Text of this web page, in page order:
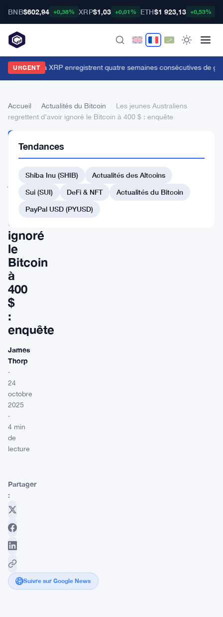
BNB$602,94 +0,38% XRP$1,03 +0,01% ETH$1 923,13 +0,53%
URGENT
ETFs liés à XRP enregistrent quatre semaines consécutives de
Accueil Actualités du Bitcoin
Les jeunes Australiens
regrettent d’avoir ignoré le Bitcoin à 400 $ : enquête
DU BITCOIN
jeunes
Australiens
regrettent
d’avoir
ignoré
le
Bitcoin
à
400
$
:
enquête
James
Thorp
·
24
octobre
2025
·
4 min
de
lecture
Partager
:
Suivre sur Google News
Tendances
Shiba Inu (SHIB)
Actualités des Altcoins
Sui (SUI)
DeFi & NFT
Actualités du Bitcoin
PayPal USD (PYUSD)